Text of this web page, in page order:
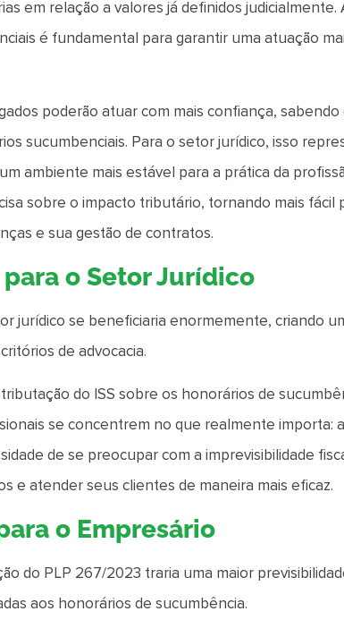
em relação a valores já definidos judicialmente.
é fundamental para garantir uma atuação
poderão atuar com mais confiança,
sucumbenciais. Para o setor jurídico, isso
ambiente mais estável para a prática da
sobre o impacto tributário, tornando mais fácil
e sua gestão de contratos.
o Setor Jurídico
jurídico se beneficiaria enormemente, criando
de advocacia.
do ISS sobre os honorários de
se concentrem no que realmente importa:
de se preocupar com a imprevisibilidade
e atender seus clientes de maneira mais eficaz.
o Empresário
do PLP 267/2023 traria uma maior
aos honorários de sucumbência.